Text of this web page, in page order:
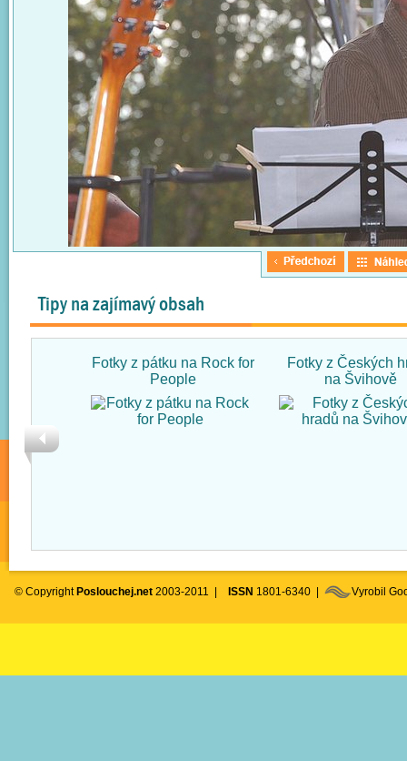
Tipy na zajímavý obsah
Fotky z pátku na Rock for
People
Fotky z Českých
na Švihově
© Copyright Poslouchej.net 2003-2011 | ISSN 1801-6340 | Vyrobil